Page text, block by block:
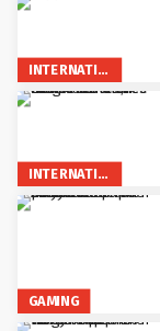
INTERNATIONAL
INTERNATIONAL
GAMING